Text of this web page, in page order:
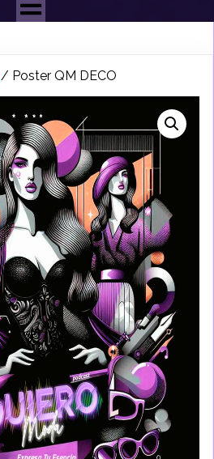
/ Poster QM DECO